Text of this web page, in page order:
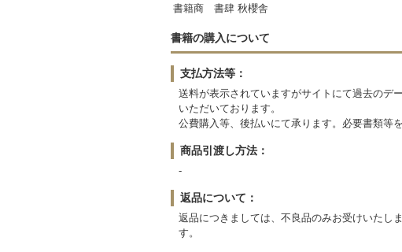
書籍商 書肆 秋櫻舎
書籍の購入について
支払方法等：
送料が表示されていますがサイトにて過去のデ
いただいております。
公費購入等、後払いにて承ります。必要書類等
商品引渡し方法：
-
返品について：
返品につきましては、不良品のみお受けいたし
す。